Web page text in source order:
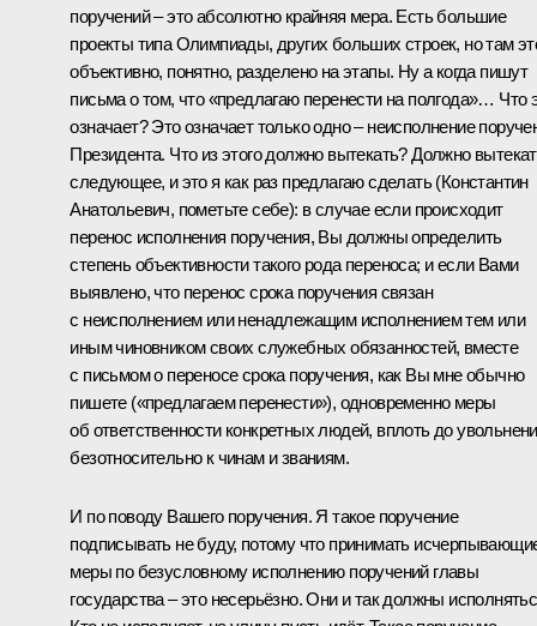
поручений – это абсолютно крайняя мера. Есть большие
проекты типа Олимпиады, других больших строек, но там
объективно, понятно, разделено на этапы. Ну а когда пишут
письма о том, что «предлагаю перенести на полгода»… Что
означает? Это означает только одно – неисполнение
Президента. Что из этого должно вытекать? Должно
следующее, и это я как раз предлагаю сделать (Константин
Анатольевич, пометьте себе): в случае если происходит
перенос исполнения поручения, Вы должны определить
степень объективности такого рода переноса; и если Вами
выявлено, что перенос срока поручения связан
с неисполнением или ненадлежащим исполнением тем или
иным чиновником своих служебных обязанностей, вместе
с письмом о переносе срока поручения, как Вы мне обычно
пишете («предлагаем перенести»), одновременно меры
об ответственности конкретных людей, вплоть до
безотносительно к чинам и званиям.
И по поводу Вашего поручения. Я такое поручение
подписывать не буду, потому что принимать
меры по безусловному исполнению поручений главы
государства – это несерьёзно. Они и так должны